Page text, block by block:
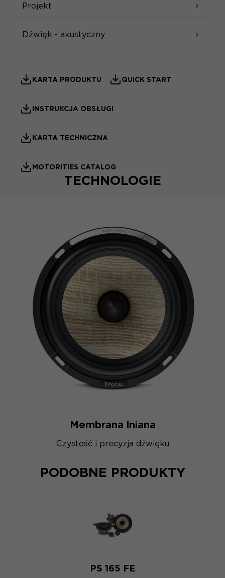
Projekt
Dźwięk - akustyczny
KARTA PRODUKTU QUICK START
INSTRUKCJA OBSŁUGI
KARTA TECHNICZNA
MOTORITIES CATALOG
TECHNOLOGIE
Membrana lniana
Czystość i precyzja dźwięku
PODOBNE PRODUKTY
PS 165 FE